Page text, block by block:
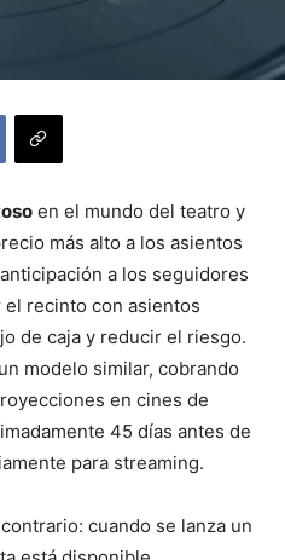
en el mundo del teatro y
más alto a los asientos
a los seguidores
recinto con asientos
de caja y reducir el riesgo.
modelo similar, cobrando
en cines de
45 días antes de
para streaming.
cuando se lanza un